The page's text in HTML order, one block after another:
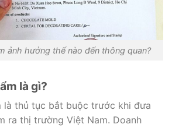
ảnh hưởng thế nào đến thông quan?
là gì?
là thủ tục bắt buộc trước khi đưa
ra thị trường Việt Nam. Doanh